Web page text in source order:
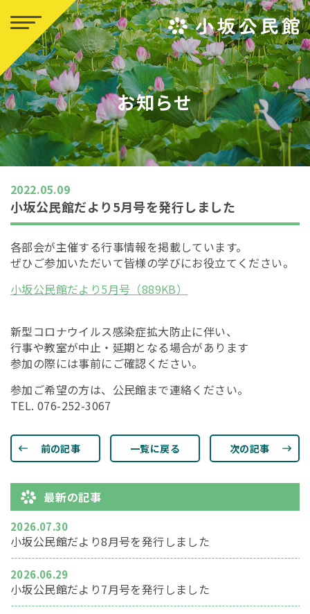
お知らせ
2022.05.09
小坂公民館だより5月号を発行しました
各部会が主催する行事情報を掲載しています。
ぜひご参加いただいて皆様の学びにお役立てください。
小坂公民館だより5月号（889KB）
新型コロナウイルス感染症拡大防止に伴い、
行事や教室が中止・延期となる場合があります
参加の際には事前にご確認ください。
参加ご希望の方は、公民館まで連絡ください。
TEL. 076-252-3067
前の記事 一覧に戻る 次の記事
最新の記事
2026.07.30
小坂公民館だより8月号を発行しました
2026.06.29
小坂公民館だより7月号を発行しました